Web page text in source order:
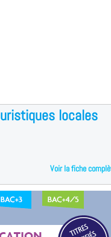
locales
Voir la fiche